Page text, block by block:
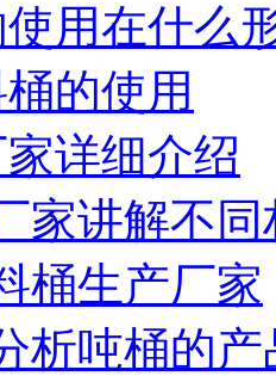
用在什么
的使用
详细介绍
家讲解不同
桶生产厂家
析吨桶的